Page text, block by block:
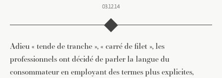
03.12.14
Adieu « tende de tranche », « carré de filet », les
professionnels ont décidé de parler la langue du
consommateur en employant des termes plus explicites,